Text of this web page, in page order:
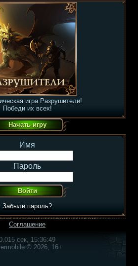
игра Разрушители!
Победи их всех!
Имя
Пароль
Забыли пароль?
Соглашение
сек, 15:36:49
© 2026, 16+